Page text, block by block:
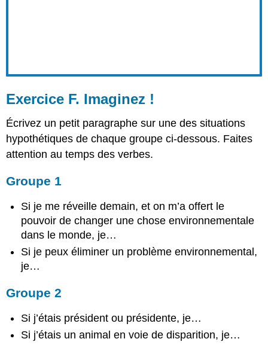
Exercice F. Imaginez !
Écrivez un petit paragraphe sur une des situations
hypothétiques de chaque groupe ci-dessous. Faites
attention au temps des verbes.
Groupe 1
Si je me réveille demain, et on m’a offert le
pouvoir de changer une chose environnementale
dans le monde, je…
Si je peux éliminer un problème environnemental,
je…
Groupe 2
Si j’étais président ou présidente, je…
Si j’étais un animal en voie de disparition, je…